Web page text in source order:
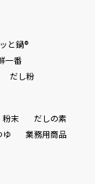
と鍋®
一番
だし粉
粉末
だしの素
ゆ 業務用商品